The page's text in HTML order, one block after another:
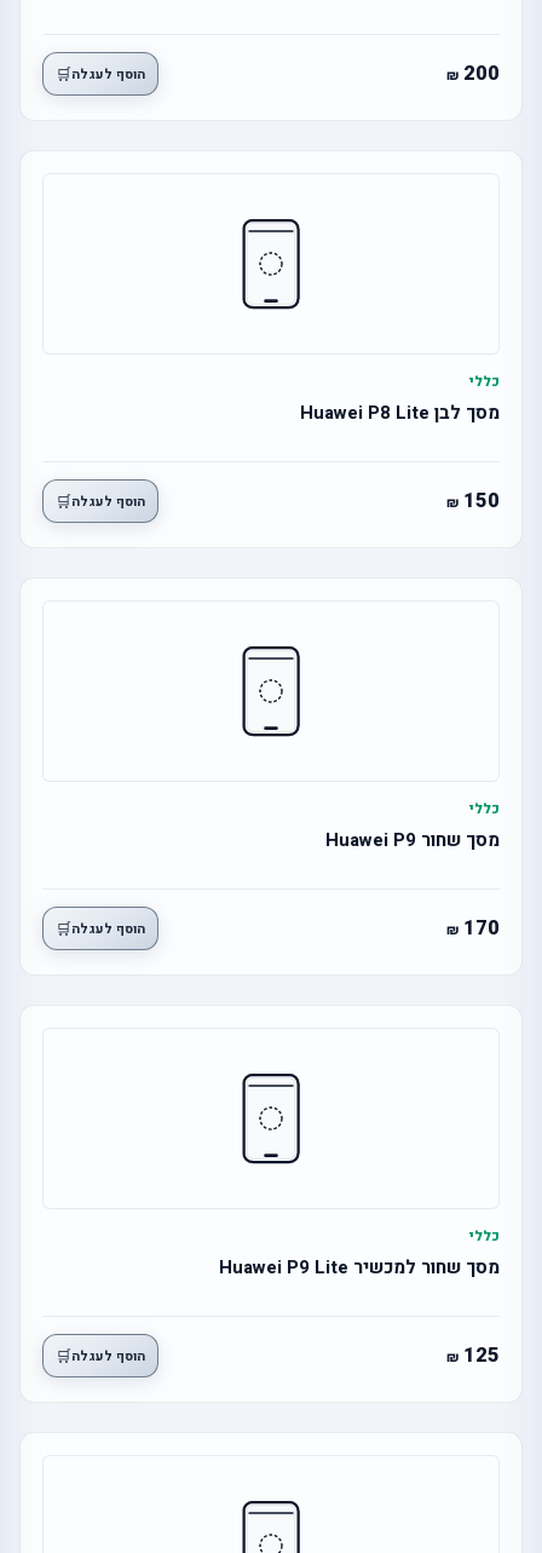
200 הוסף לעגלה🛒
כללי
מסך לבן Huawei P8 Lite
150 הוסף לעגלה🛒
כללי
מסך שחור Huawei P9
170 הוסף לעגלה🛒
כללי
מסך שחור למכשיר Huawei P9 Lite
125 הוסף לעגלה🛒